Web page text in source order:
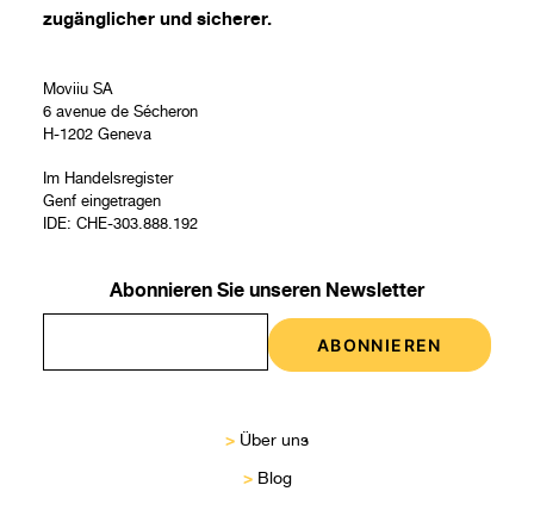
zugänglicher und sicherer.
Moviiu SA
6 avenue de Sécheron
H-1202 Geneva
Im Handelsregister
Genf eingetragen
IDE: CHE-303.888.192
Abonnieren Sie unseren Newsletter
> Über uns
> Blog